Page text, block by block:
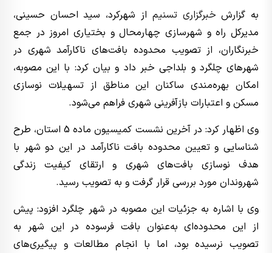
به گزارش خبرگزاری تسنیم از شهرکرد، سید احسان حسینی،
مدیرکل راه و شهرسازی چهارمحال و بختیاری امروز در جمع
خبرنگاران، از تصویب محدوده بافت‌های ناکارآمد شهری در
شهرهای چلگرد و بلداجی خبر داد و بیان کرد: با این مصوبه،
امکان بهره‌مندی ساکنان این مناطق از تسهیلات نوسازی
مسکن و اعتبارات بازآفرینی شهری فراهم می‌شود.
وی اظهار کرد: در آخرین نشست کمیسیون ماده 5 استان، طرح
شناسایی و تعیین محدوده بافت ناکارآمد در این دو شهر با
هدف نوسازی بافت‌های شهری و ارتقای کیفیت زندگی
شهروندان مورد بررسی قرار گرفت و به تصویب رسید.
وی با اشاره به جزئیات این مصوبه در شهر چلگرد افزود: پیش
از این محدوده‌ای به‌عنوان بافت فرسوده در این شهر به
تصویب نرسیده بود، اما با انجام مطالعات و پیگیری‌های